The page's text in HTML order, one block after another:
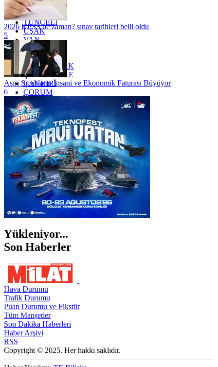
TOKAT
TRABZON
TUNCELİ
UŞAK
VAN
YALOVA
YOZGAT
ZONGULDAK
ÇANAKKALE
ÇANKIRI
ÇORUM
İSTANBUL
İZMİR
ŞANLIURFA
ŞIRNAK
2026 KPSS ne zaman? sınav tarihleri belli oldu
5
Aşırı Sıcakların İnsani ve Ekonomik Faturası Büyüyor
6
Yükleniyor...
Son Haberler
Hava Durumu
Trafik Durumu
Puan Durumu ve Fikstür
Tüm Manşetler
Son Dakika Haberleri
Haber Arşivi
RSS
Copyright © 2025. Her hakkı saklıdır.